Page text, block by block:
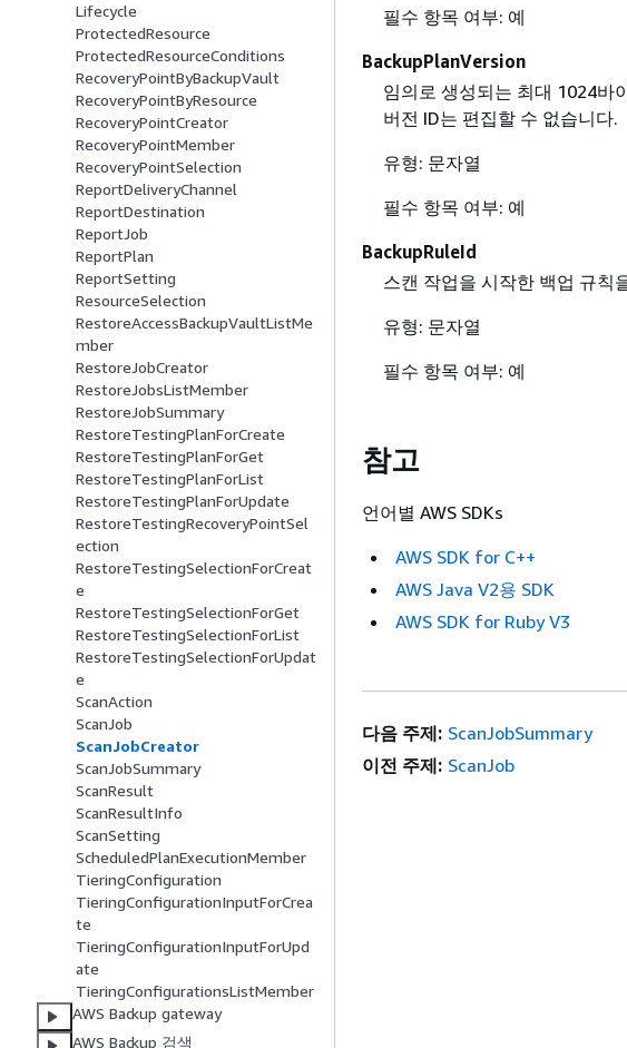
Lifecycle
ProtectedResource
ProtectedResourceConditions
RecoveryPointByBackupVault
RecoveryPointByResource
RecoveryPointCreator
RecoveryPointMember
RecoveryPointSelection
ReportDeliveryChannel
ReportDestination
ReportJob
ReportPlan
ReportSetting
ResourceSelection
RestoreAccessBackupVaultListMe
mber
RestoreJobCreator
RestoreJobsListMember
RestoreJobSummary
RestoreTestingPlanForCreate
RestoreTestingPlanForGet
RestoreTestingPlanForList
RestoreTestingPlanForUpdate
RestoreTestingRecoveryPointSel
ection
RestoreTestingSelectionForCreat
e
RestoreTestingSelectionForGet
RestoreTestingSelectionForList
RestoreTestingSelectionForUpdat
e
ScanAction
ScanJob
ScanJobCreator
ScanJobSummary
ScanResult
ScanResultInfo
ScanSetting
ScheduledPlanExecutionMember
TieringConfiguration
TieringConfigurationInputForCrea
te
TieringConfigurationInputForUpd
ate
TieringConfigurationsListMember
AWS Backup gateway
AWS Backup 검색
필수 항목 여부: 예
BackupPlanVersion
임의로 생성되는 최대 1024바
버전 ID는 편집할 수 없습니다.
유형: 문자열
필수 항목 여부: 예
BackupRuleId
스캔 작업을 시작한 백업 규칙
유형: 문자열
필수 항목 여부: 예
참고
언어별 AWS SDKs
AWS SDK for C++
AWS Java V2용 SDK
AWS SDK for Ruby V3
다음 주제: ScanJobSummary
이전 주제: ScanJob